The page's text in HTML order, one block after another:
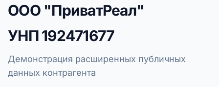
ООО "ПриватРеал"
УНП192471677
Демонстрация расширенных публичных
данных контрагента